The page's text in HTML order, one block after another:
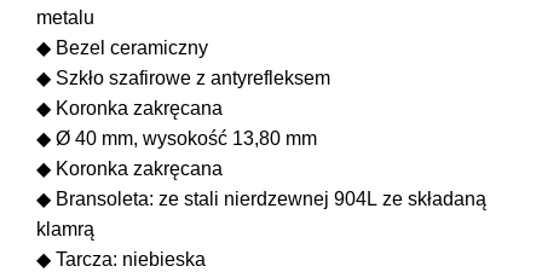
metalu
◆ Bezel ceramiczny
◆ Szkło szafirowe z antyrefleksem
◆ Koronka zakręcana
◆ Ø 40 mm, wysokość 13,80 mm
◆ Koronka zakręcana
◆ Bransoleta: ze stali nierdzewnej 904L ze składaną
klamrą
◆ Tarcza: niebieska